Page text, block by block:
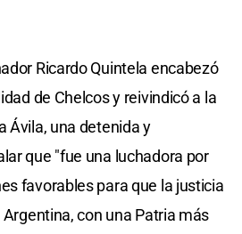
Ricardo Quintela encabezó
de Chelcos y reivindicó a la
Ávila, una detenida y
que "fue una luchadora por
favorables para que la justicia
con una Patria más